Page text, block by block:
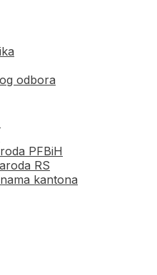
odbora
PFBiH
RS
kantona